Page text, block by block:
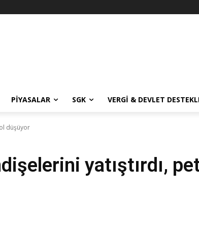
PIYASALAR SGK VERGI & DEVLET
düşüyor
yatıştırdı,